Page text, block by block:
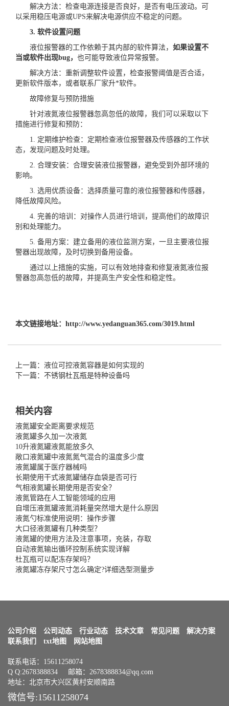
解决方法：检查电源连接是否良好，是否有电压波动。可
以采用稳压电源或UPS来解决电源供应不稳定的问题。
3. 软件设置问题
液位报警器的工作依赖于其内部的软件算法， 如果设置不
当或软件出现bug， 也可能导致液位异常报警。
解决方法：重新调整软件设置，检查报警阈值是否合适，
更新软件版本，或者联系厂家升*软件。
故障修复与预防措施
针对液氮液位报警器忽高忽低的故障，我们可以采取以下
措施进行修复和预防：
1. 定期维护检查：定期检查液位报警器及传感器的工作状
态，发现问题及时处理。
2. 合理安装：合理安装液位报警器，避免受到外部环境的
影响。
3. 选用优质设备：选择质量可靠的液位报警器和传感器，
降低故障风险。
4. 完善的培训：对操作人员进行培训，提高他们的故障识
别和处理能力。
5. 备用方案：建立备用的液位监测方案，一旦主要液位报
警器出现故障，及时切换到备用设备。
通过以上措施的实施，可以有效地排查和修复液氮液位报
警器忽高忽低的故障，并提高生产安全性和稳定性。
本文链接地址： http://www.yedanguan365.com/3019.html
上一篇：液位可控液氮容器是如何实现的
下一篇：不锈钢杜瓦瓶是特种设备吗
相关内容
液氮罐安全距离要求规范
液氮罐多久加一次液氮
10升液氮罐液氮能放多久
敞口液氮罐中液氮氮气混合的温度多少度
液氮罐属于医疗器械吗
长期使用干式液氮罐储存血袋是否可行
气相液氮罐长期使用是否安全？
液氮管路在人工智能领域的应用
自增压液氮罐液氮消耗量突然增大是什么原因
液氮勺标准使用说明：操作步骤
大口径液氮罐有几种类型？
液氮罐的使用方法及注意事项，充装，存取
自动液氮输出循环控制系统实现详解
杜瓦瓶可以配冻存架吗？
液氮罐冻存架尺寸怎么确定?详细选型测量步
公司介绍 公司动态 行业动态 技术文章 常见问题
解决方案
联系我们
txt地图 网站地图
联系电话：15611258074
Q Q:2678388834 邮箱：2678388834@qq.com
地址：北京市大兴区黄村安顺南路
微信号:15611258074